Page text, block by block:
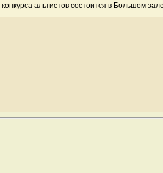
альтистов состоится в Большом